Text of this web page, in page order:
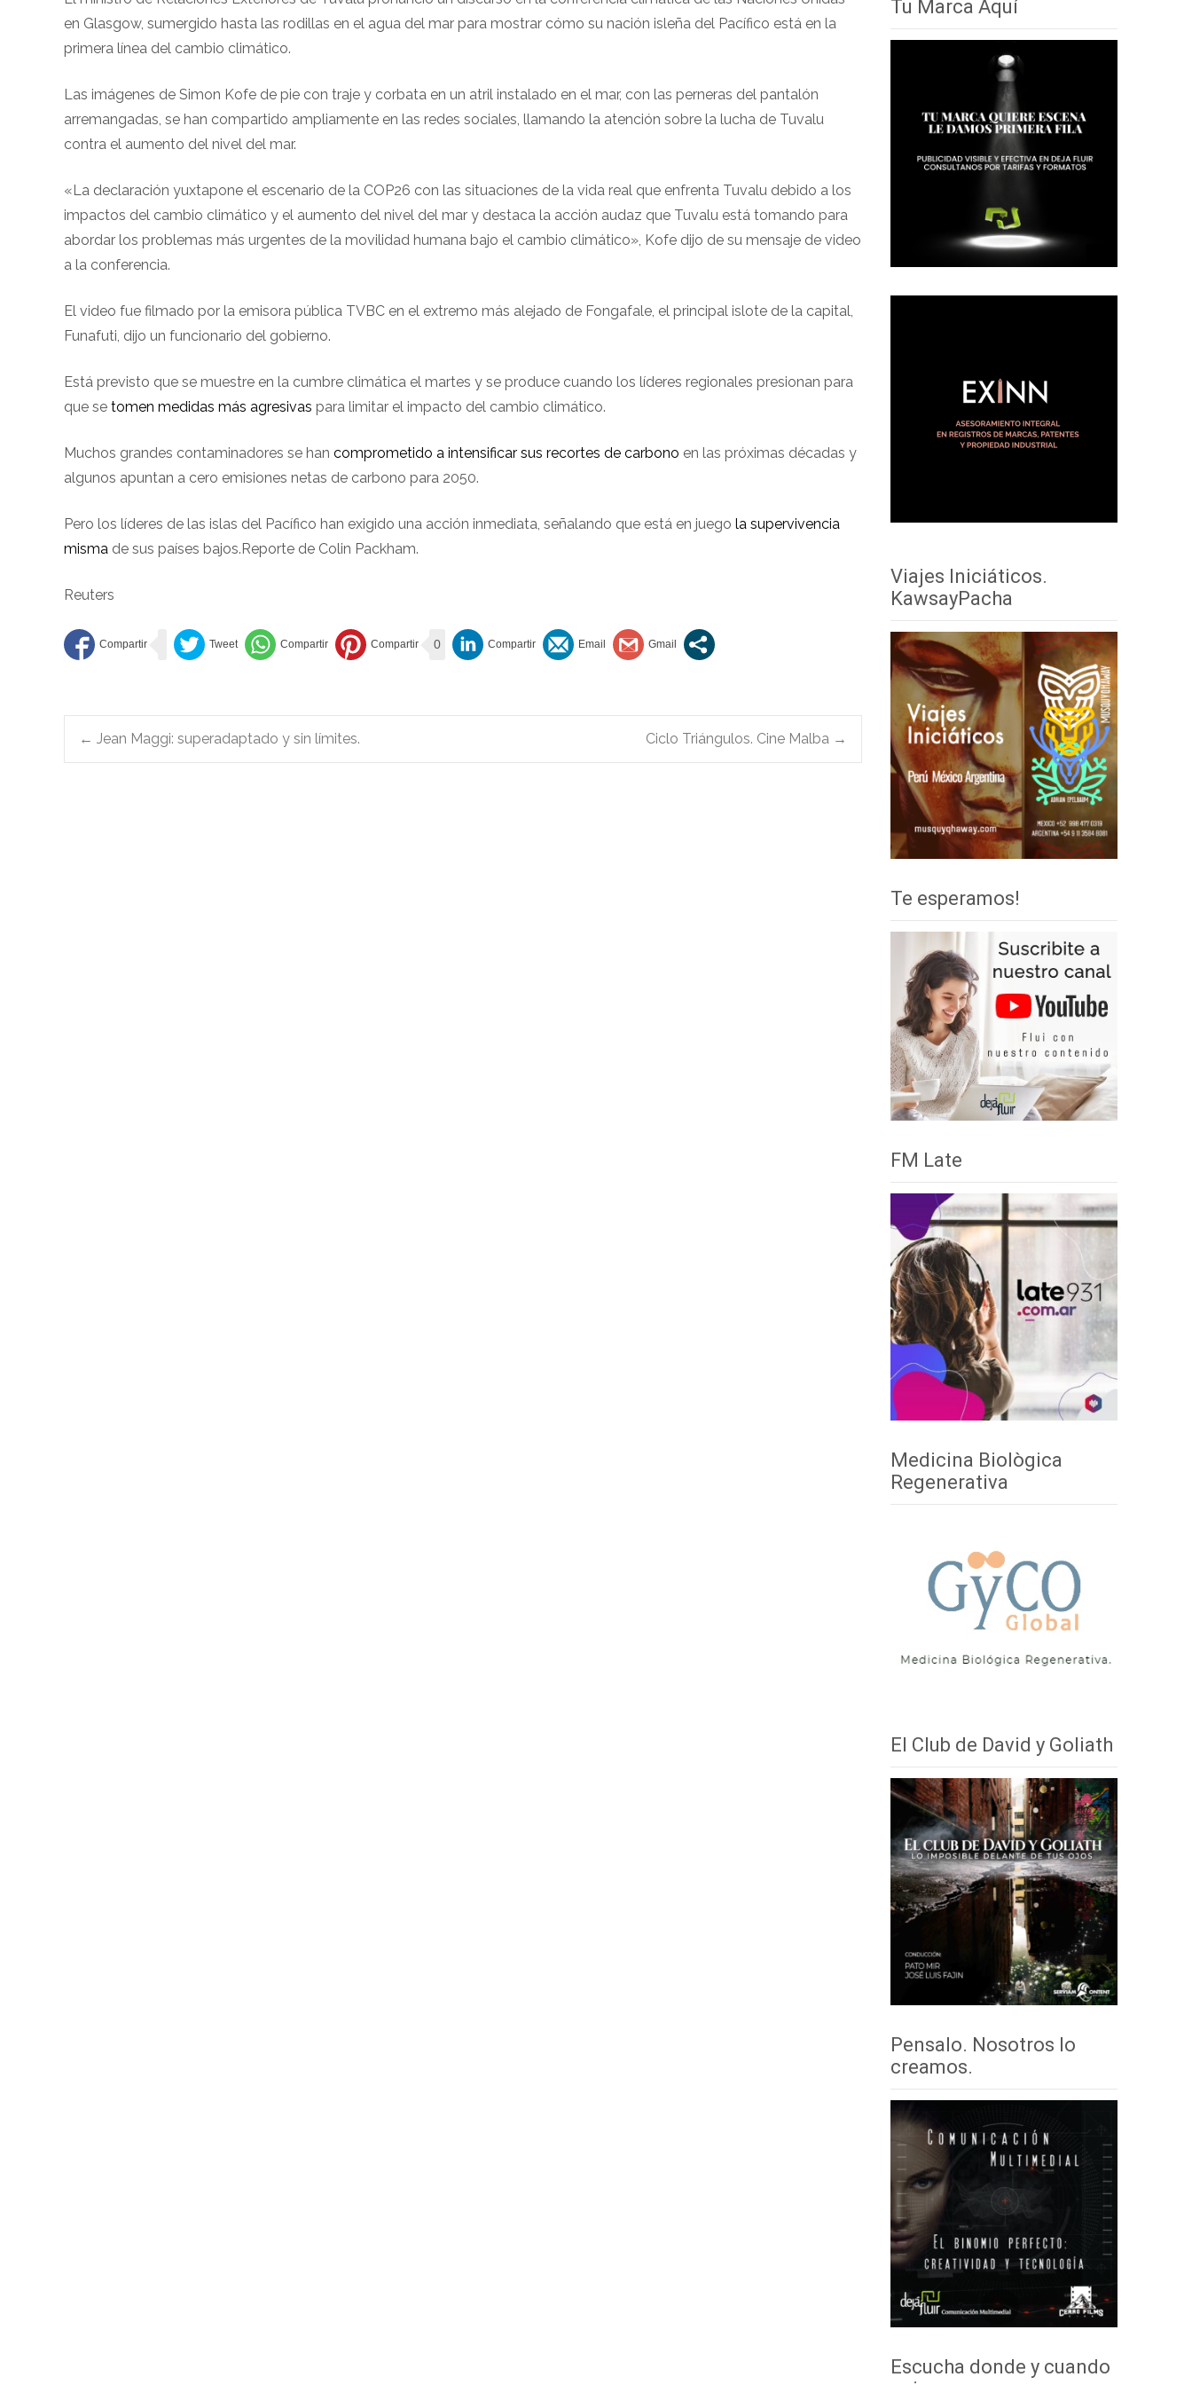
en Glasgow, sumergido hasta las rodillas en el agua del mar para mostrar cómo su nación isleña del Pacífico está en la
primera línea del cambio climático.
Las imágenes de Simon Kofe de pie con traje y corbata en un atril instalado en el mar, con las perneras del pantalón
arremangadas, se han compartido ampliamente en las redes sociales, llamando la atención sobre la lucha de Tuvalu
contra el aumento del nivel del mar.
«La declaración yuxtapone el escenario de la COP26 con las situaciones de la vida real que enfrenta Tuvalu debido a los
impactos del cambio climático y el aumento del nivel del mar y destaca la acción audaz que Tuvalu está tomando para
abordar los problemas más urgentes de la movilidad humana bajo el cambio climático», Kofe dijo de su mensaje de video
a la conferencia.
El video fue filmado por la emisora ​​pública TVBC en el extremo más alejado de Fongafale, el principal islote de la capital,
Funafuti, dijo un funcionario del gobierno.
Está previsto que se muestre en la cumbre climática el martes y se produce cuando los líderes regionales presionan para
que se tomen medidas más agresivas para limitar el impacto del cambio climático.
Muchos grandes contaminadores se han comprometido a intensificar sus recortes de carbono en las próximas décadas y
algunos apuntan a cero emisiones netas de carbono para 2050.
Pero los líderes de las islas del Pacífico han exigido una acción inmediata, señalando que está en juego la supervivencia
misma de sus países bajos.Reporte de Colin Packham.
Reuters
0
Navegación
← Jean Maggi: superadaptado y sin límites. Ciclo Triángulos. Cine Malba →
Tu Marca Aquí
Viajes Iniciáticos.
KawsayPacha
Te esperamos!
FM Late
Medicina Biològica
Regenerativa
El Club de David y Goliath
Pensalo. Nosotros lo
creamos.
Escucha donde y cuando